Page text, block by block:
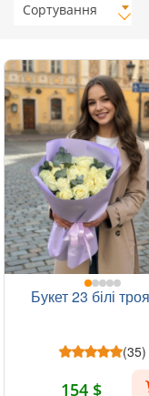
Сортування
Букет 23 білі
(35)
154 $